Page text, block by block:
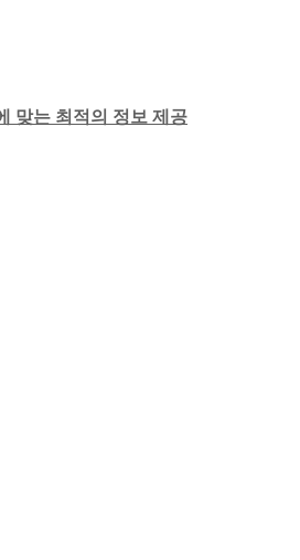
맞는 최적의 정보 제공